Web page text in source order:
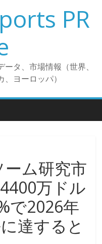
PR
タ、市場情報（世界、
ヨーロッパ）
ム研究市
万ドル
で2026年
達すると